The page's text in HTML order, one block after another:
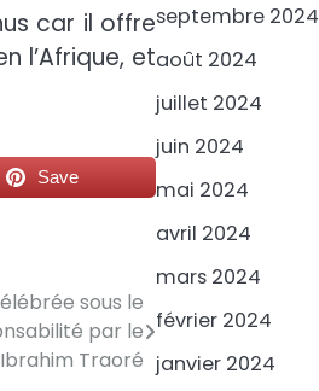
car il offre
l’Afrique, et
Save
sous le
par le
Traoré
septembre 2024
août 2024
juillet 2024
juin 2024
mai 2024
avril 2024
mars 2024
février 2024
janvier 2024